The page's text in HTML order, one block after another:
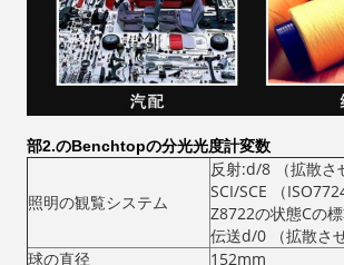
部2.のBenchtopの分光光度計変数
照明の観覧システム
反射:d/8 （拡散さ
SCI/SCE （
Z8722の状態Cの
伝送d/0 （拡散さ
球の直径
152mm